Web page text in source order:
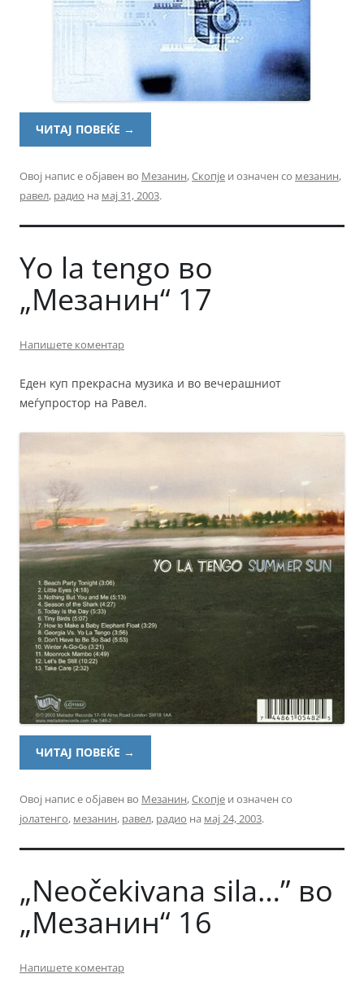
ЧИТАЈ ПОВЕЌЕ →
Овој напис е објавен во Мезанин,Скопје и означен со мезанин,
равел, радио на мај 31, 2003.
Yo la tengo во
„Мезанин“ 17
Напишете коментар
Еден куп прекрасна музика и во вечерашниот
меѓупростор на Равел.
ЧИТАЈ ПОВЕЌЕ →
Овој напис е објавен во Мезанин,Скопје и означен со
јолатенго, мезанин, равел, радио на мај 24, 2003.
„Neočekivana sila…” во
„Мезанин“ 16
Напишете коментар